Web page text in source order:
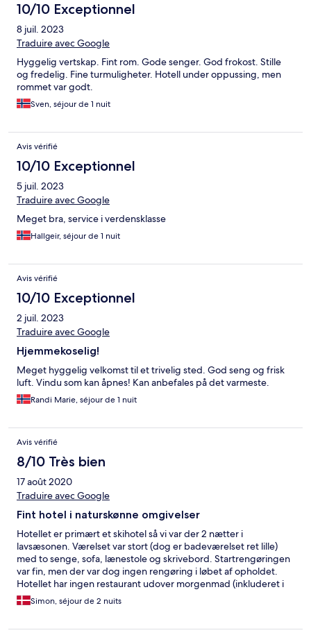
10/10 Exceptionnel
8 juil. 2023
Traduire avec Google
Hyggelig vertskap. Fint rom. Gode senger. God frokost. Stille
og fredelig. Fine turmuligheter. Hotell under oppussing, men
rommet var godt.
Sven, séjour de 1 nuit
Avis vérifié
10/10 Exceptionnel
5 juil. 2023
Traduire avec Google
Meget bra, service i verdensklasse
Hallgeir, séjour de 1 nuit
Avis vérifié
10/10 Exceptionnel
2 juil. 2023
Traduire avec Google
Hjemmekoselig!
Meget hyggelig velkomst til et trivelig sted. God seng og frisk
luft. Vindu som kan åpnes! Kan anbefales på det varmeste.
Randi Marie, séjour de 1 nuit
Avis vérifié
8/10 Très bien
17 août 2020
Traduire avec Google
Fint hotel i naturskønne omgivelser
Hotellet er primært et skihotel så vi var der 2 nætter i
lavsæsonen. Værelset var stort (dog er badeværelset ret lille)
med to senge, sofa, lænestole og skrivebord. Startrengøringen
var fin, men der var dog ingen rengøring i løbet af opholdet.
Hotellet har ingen restaurant udover morgenmad (inkluderet i
prisen) som var ganske udemærket. Aftensmad kunne findes 12
min kørsel fra hotellet. Hotellet ligger tæt på flere fine
Simon, séjour de 2 nuits